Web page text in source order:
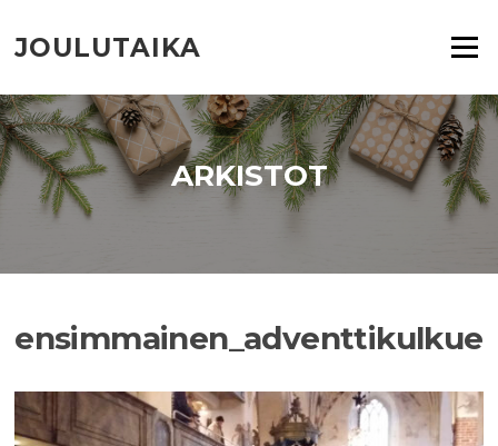
suoraan
sisältöön
JOULUTAIKA Valikko
ARKISTOT
ensimmainen_adventtikulkue